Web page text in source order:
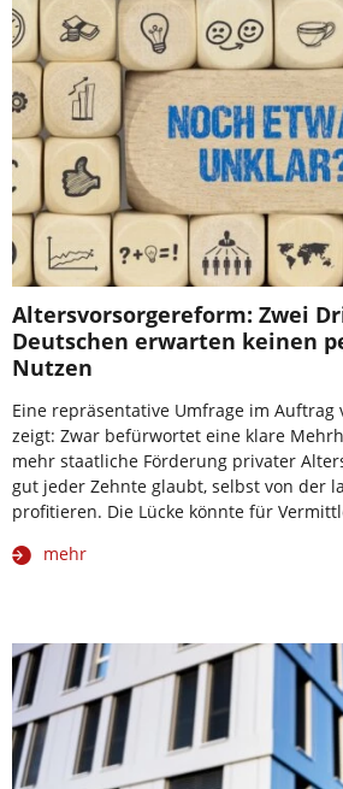
Altersvorsorgereform: Zwei
Deutschen erwarten keinen
Nutzen
Eine repräsentative Umfrage im Auftrag
zeigt: Zwar befürwortet eine klare
mehr staatliche Förderung privater
gut jeder Zehnte glaubt, selbst von der
profitieren. Die Lücke könnte für
mehr